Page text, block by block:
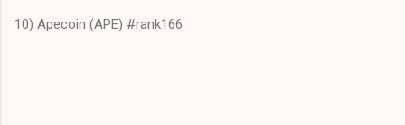
10) Apecoin (APE) #rank166